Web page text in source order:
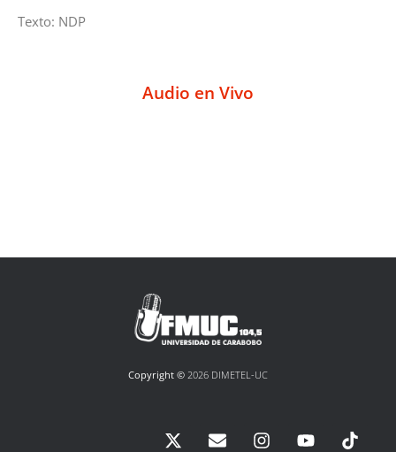
Texto: NDP
Audio en Vivo
Copyright © 2026 DIMETEL-UC